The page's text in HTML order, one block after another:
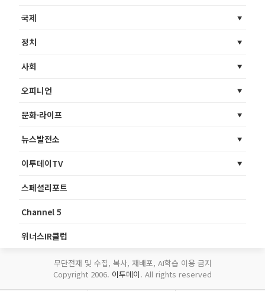
국제
정치
사회
오피니언
문화·라이프
뉴스발전소
이투데이TV
스페셜리포트
Channel 5
위너스IR클럽
무단전재 및 수집, 복사, 재배포, AI학습 이용 금지
Copyright 2006. 이투데이. All rights reserved